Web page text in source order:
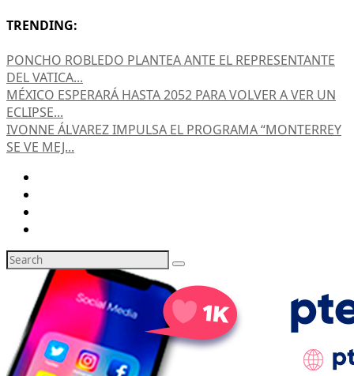
TRENDING:
PONCHO ROBLEDO PLANTEA ANTE EL REPRESENTANTE
DEL VATICA...
MÉXICO ESPERARÁ HASTA 2052 PARA VOLVER A VER UN
ECLIPSE...
IVONNE ÁLVAREZ IMPULSA EL PROGRAMA “MONTERREY
SE VE MEJ...